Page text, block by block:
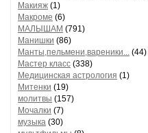
Макияж (1)
Макроме (6)
МАЛЫШАМ (791)
Манишки (86)
Манты,пельмени,вареники... (44)
Мастер класс (338)
Медицинская астрология (1)
Митенки (19)
молитвы (157)
Мочалки (7)
музыка (30)